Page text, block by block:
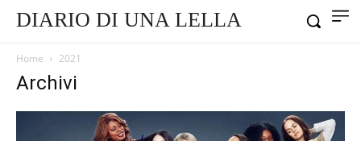
DIARIO DI UNA LELLA
Home 2021
Archivi